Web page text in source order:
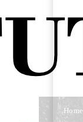
Home